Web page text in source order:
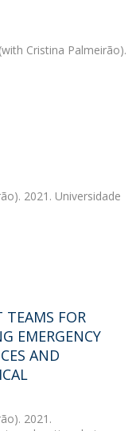
(with Cristina Palmeirão).
2021. Universidade
TEAMS FOR
EMERGENCY
AND
2021.